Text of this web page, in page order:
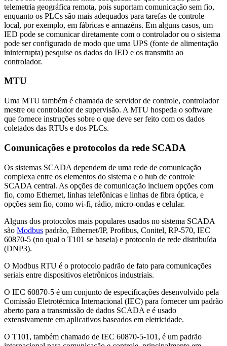
telemetria geográfica remota, pois suportam comunicação sem fio,
enquanto os PLCs são mais adequados para tarefas de controle
local, por exemplo, em fábricas e armazéns. Em alguns casos, um
IED pode se comunicar diretamente com o controlador ou o sistema
pode ser configurado de modo que uma UPS (fonte de alimentação
ininterrupta) pesquise os dados do IED e os transmita ao
controlador.
MTU
Uma MTU também é chamada de servidor de controle, controlador
mestre ou controlador de supervisão. A MTU hospeda o software
que fornece instruções sobre o que deve ser feito com os dados
coletados das RTUs e dos PLCs.
Comunicações e protocolos da rede SCADA
Os sistemas SCADA dependem de uma rede de comunicação
complexa entre os elementos do sistema e o hub de controle
SCADA central. As opções de comunicação incluem opções com
fio, como Ethernet, linhas telefônicas e linhas de fibra óptica, e
opções sem fio, como wi-fi, rádio, micro-ondas e celular.
Alguns dos protocolos mais populares usados no sistema SCADA
são Modbus padrão, Ethernet/IP, Profibus, Conitel, RP-570, IEC
60870-5 (no qual o T101 se baseia) e protocolo de rede distribuída
(DNP3).
O Modbus RTU é o protocolo padrão de fato para comunicações
seriais entre dispositivos eletrônicos industriais.
O IEC 60870-5 é um conjunto de especificações desenvolvido pela
Comissão Eletrotécnica Internacional (IEC) para fornecer um padrão
aberto para a transmissão de dados SCADA e é usado
extensivamente em aplicativos baseados em eletricidade.
O T101, também chamado de IEC 60870-5-101, é um padrão